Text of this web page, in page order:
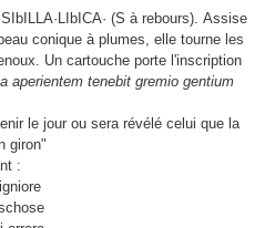
(S à rebours). Assise
conique à plumes, elle tourne les
Un cartouche porte l'inscription
aperientem tenebit gremio gentium
le jour ou sera révélé celui que la
giron"
: